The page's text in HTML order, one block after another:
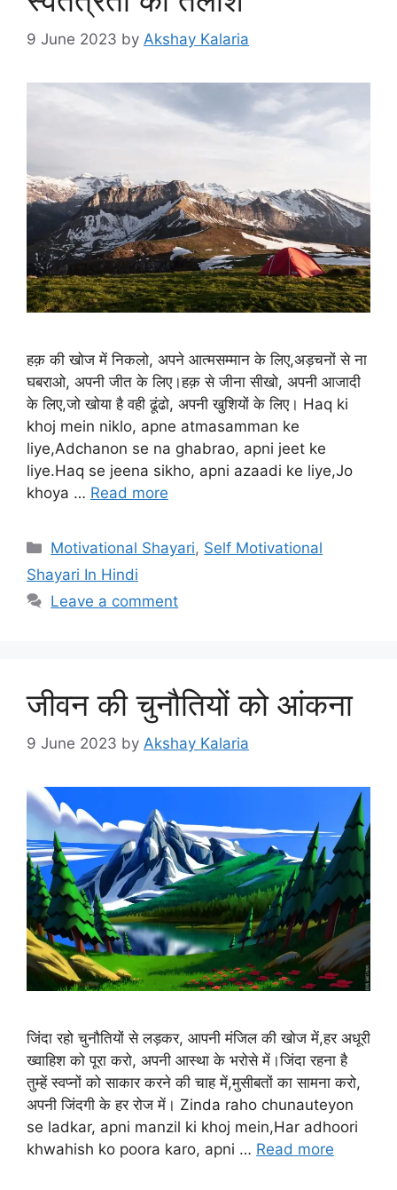
9 June 2023 by Akshay Kalaria
हक़ की खोज में निकलो, अपने आत्मसम्मान के लिए,अड़चनों से ना
घबराओ, अपनी जीत के लिए।हक़ से जीना सीखो, अपनी आजादी
के लिए,जो खोया है वही ढूंढो, अपनी खुशियों के लिए। Haq ki
khoj mein niklo, apne atmasamman ke
liye,Adchanon se na ghabrao, apni jeet ke
liye.Haq se jeena sikho, apni azaadi ke liye,Jo
khoya … Read more
Categories
Motivational Shayari, Self Motivational
Shayari In Hindi
Leave a comment
जीवन की चुनौतियों को आंकना
9 June 2023 by Akshay Kalaria
जिंदा रहो चुनौतियों से लड़कर, आपनी मंजिल की खोज में,हर अधूरी
ख्वाहिश को पूरा करो, अपनी आस्था के भरोसे में।जिंदा रहना है
तुम्हें स्वप्नों को साकार करने की चाह में,मुसीबतों का सामना करो,
अपनी जिंदगी के हर रोज में। Zinda raho chunauteyon
se ladkar, apni manzil ki khoj mein,Har adhoori
khwahish ko poora karo, apni … Read more